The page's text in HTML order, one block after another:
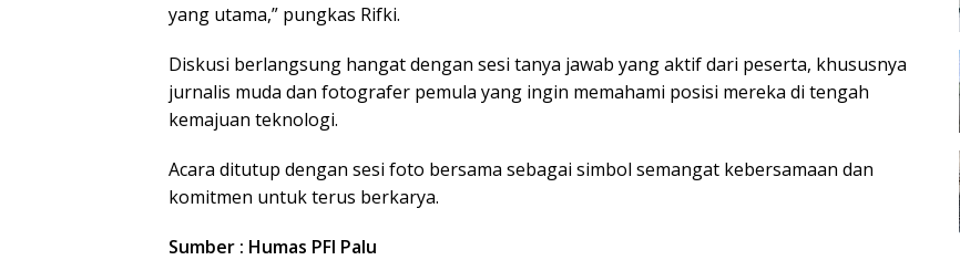
yang utama,” pungkas Rifki.
Diskusi berlangsung hangat dengan sesi tanya jawab yang aktif dari peserta, khususnya
jurnalis muda dan fotografer pemula yang ingin memahami posisi mereka di tengah
kemajuan teknologi.
Acara ditutup dengan sesi foto bersama sebagai simbol semangat kebersamaan dan
komitmen untuk terus berkarya.
Sumber : Humas PFI Palu